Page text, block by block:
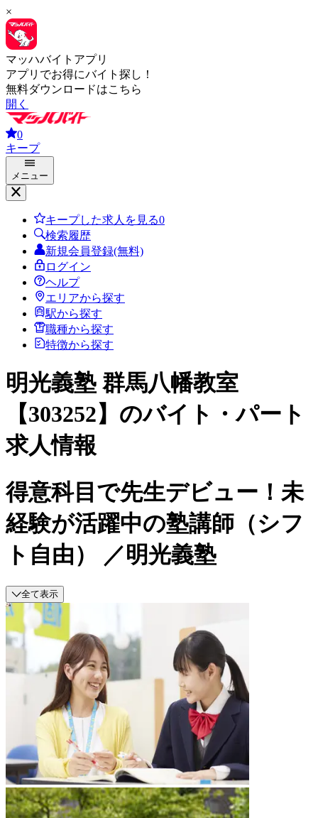
×
マッハバイトアプリ
アプリでお得にバイト探し！
無料ダウンロードはこちら
開く
0
キープ
メニュー
キープした求人を見る0
検索履歴
新規会員登録(無料)
ログイン
ヘルプ
エリアから探す
駅から探す
職種から探す
特徴から探す
明光義塾 群馬八幡教室
【303252】のバイト・パート
求人情報
得意科目で先生デビュー！未
経験が活躍中の塾講師（シフ
ト自由） ／明光義塾
全て表示